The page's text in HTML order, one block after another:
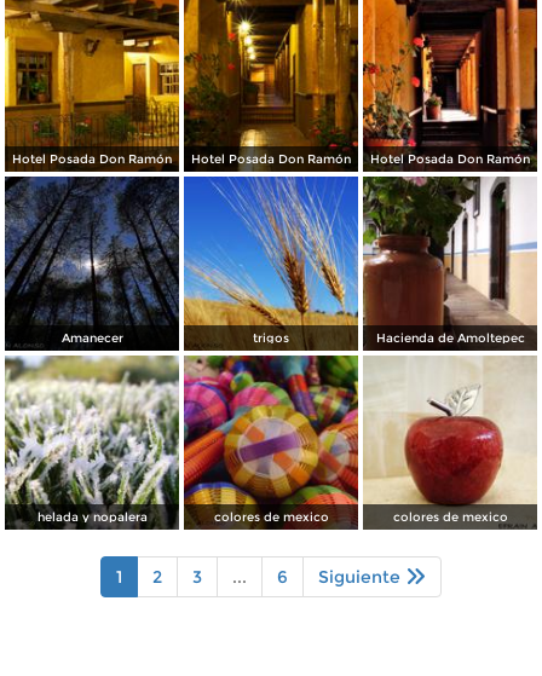
Hotel Posada Don Ramón Hotel Posada Don Ramón Hotel Posada Don Ramón
Amanecer trigos Hacienda de Amoltepec
helada y nopalera colores de mexico colores de mexico
1 2 3 ... 6 Siguiente